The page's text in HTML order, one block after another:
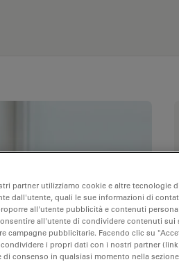
partner utilizziamo cookie e altre tecnologie
dall'utente, quali le sue informazioni di
all'utente pubblicità e contenuti
all'utente di condividere contenuti
campagne pubblicitarie. Facendo clic su
i propri dati con i nostri partner
di consenso in qualsiasi momento nella